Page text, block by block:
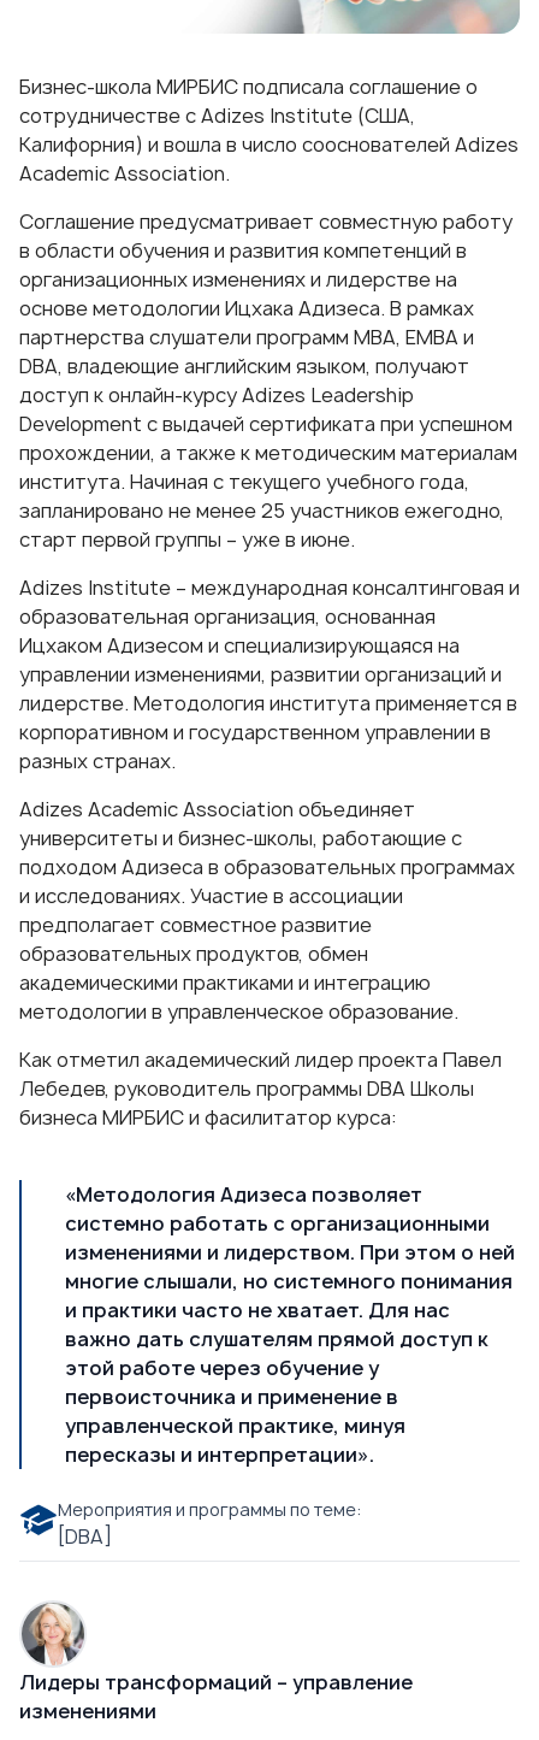
Бизнес-школа МИРБИС подписала соглашение о
сотрудничестве с Adizes Institute (США,
Калифорния) и вошла в число сооснователей Adizes
Academic Association.
Соглашение предусматривает совместную работу
в области обучения и развития компетенций в
организационных изменениях и лидерстве на
основе методологии Ицхака Адизеса. В рамках
партнерства слушатели программ MBA, EMBA и
DBA, владеющие английским языком, получают
доступ к онлайн-курсу Adizes Leadership
Development с выдачей сертификата при успешном
прохождении, а также к методическим материалам
института. Начиная с текущего учебного года,
запланировано не менее 25 участников ежегодно,
старт первой группы – уже в июне.
Adizes Institute – международная консалтинговая и
образовательная организация, основанная
Ицхаком Адизесом и специализирующаяся на
управлении изменениями, развитии организаций и
лидерстве. Методология института применяется в
корпоративном и государственном управлении в
разных странах.
Adizes Academic Association объединяет
университеты и бизнес-школы, работающие с
подходом Адизеса в образовательных программах
и исследованиях. Участие в ассоциации
предполагает совместное развитие
образовательных продуктов, обмен
академическими практиками и интеграцию
методологии в управленческое образование.
Как отметил академический лидер проекта Павел
Лебедев, руководитель программы DBA Школы
бизнеса МИРБИС и фасилитатор курса:
«Методология Адизеса позволяет
системно работать с организационными
изменениями и лидерством. При этом о ней
многие слышали, но системного понимания
и практики часто не хватает. Для нас
важно дать слушателям прямой доступ к
этой работе через обучение у
первоисточника и применение в
управленческой практике, минуя
пересказы и интерпретации».
Мероприятия и программы по теме:
[DBA]
Лидеры трансформаций – управление
изменениями